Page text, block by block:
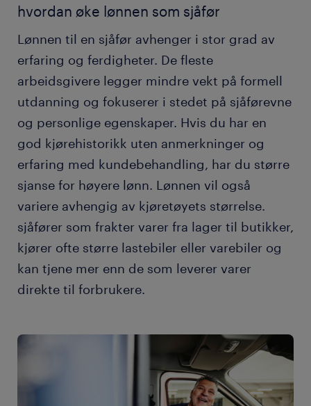
hvordan øke lønnen som sjåfør
Lønnen til en sjåfør avhenger i stor grad av
erfaring og ferdigheter. De fleste
arbeidsgivere legger mindre vekt på formell
utdanning og fokuserer i stedet på sjåførevne
og personlige egenskaper. Hvis du har en
god kjørehistorikk uten anmerkninger og
erfaring med kundebehandling, har du større
sjanse for høyere lønn. Lønnen vil også
variere avhengig av kjøretøyets størrelse.
sjåfører som frakter varer fra lager til butikker,
kjører ofte større lastebiler eller varebiler og
kan tjene mer enn de som leverer varer
direkte til forbrukere.